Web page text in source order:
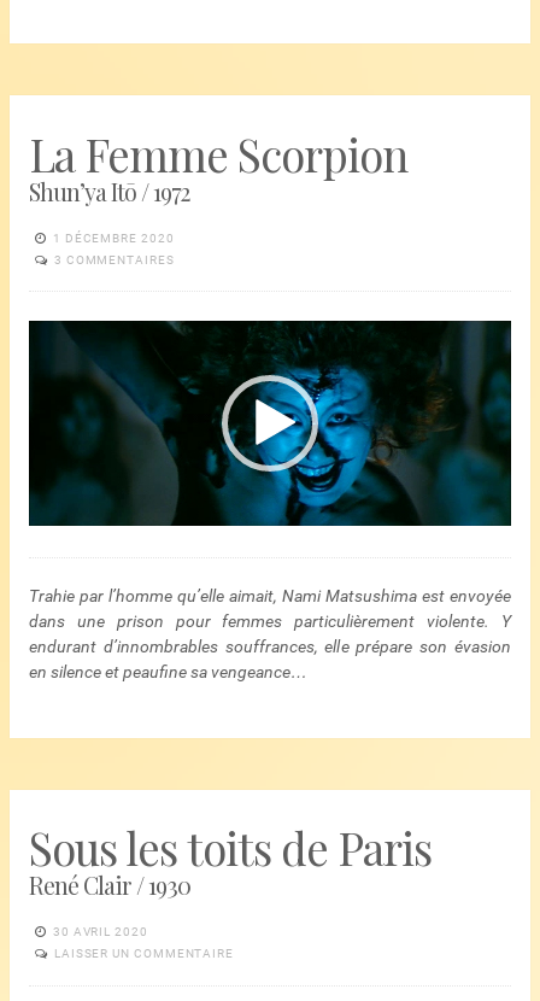
La Femme Scorpion
Shun’ya Itō / 1972
1 DÉCEMBRE 2020
3 COMMENTAIRES
Lecteur
Trahie par l’homme qu’elle aimait, Nami Matsushima est envoyée
dans une prison pour femmes particulièrement violente. Y
endurant d’innombrables souffrances, elle prépare son évasion
en silence et peaufine sa vengeance…
Sous les toits de Paris
René Clair / 1930
30 AVRIL 2020
LAISSER UN COMMENTAIRE